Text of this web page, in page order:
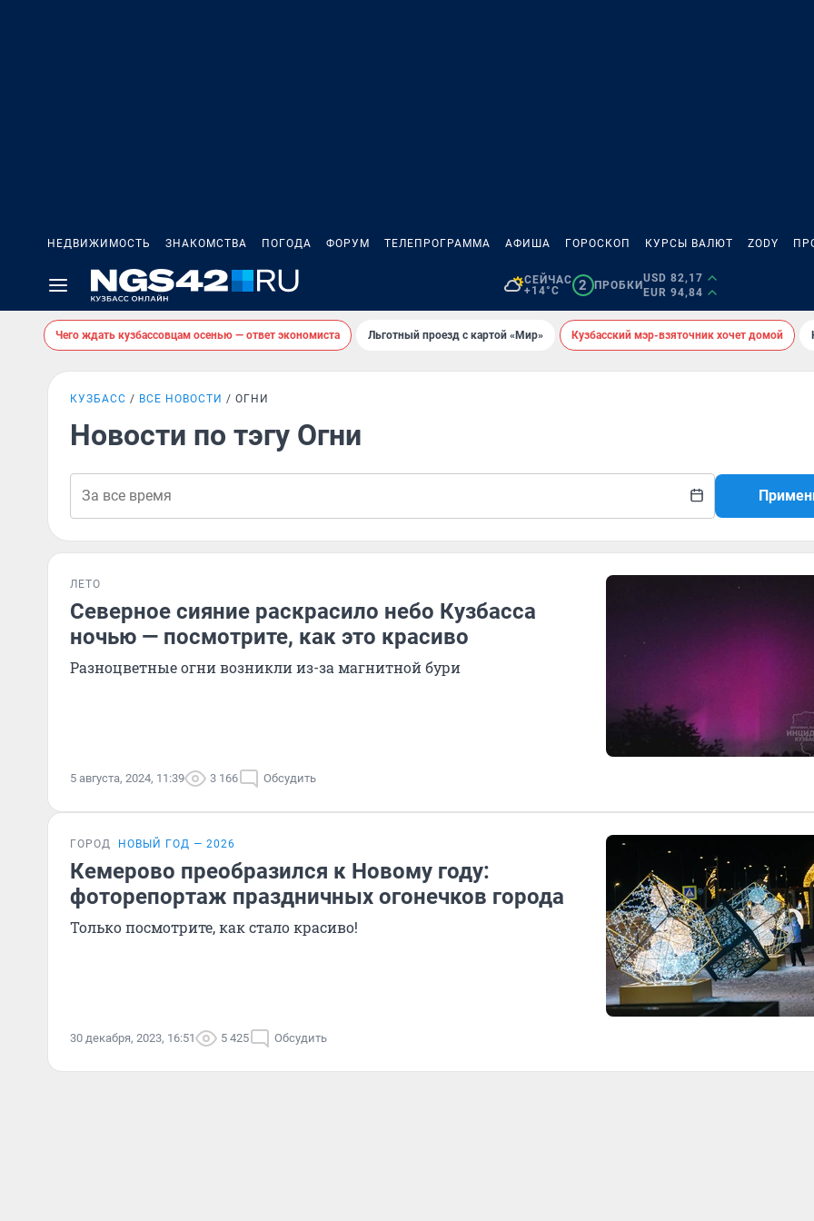
НЕДВИЖИМОСТЬ ЗНАКОМСТВА ПОГОДА ФОРУМ ТЕЛЕПРОГРАММА АФИША ГОРОСКОП КУРСЫ ВАЛЮТ ZODY
СЕЙЧАС
+14°C
2 ПРОБКИ
USD 82,17
EUR 94,84
Чего ждать кузбассовцам осенью — ответ экономиста Льготный проезд с картой «Мир» Кузбасский мэр-взяточник хочет домой
КУЗБАСС ВСЕ НОВОСТИ ОГНИ
Новости по тэгу Огни
ЛЕТО
Северное сияние раскрасило небо Кузбасса
ночью — посмотрите, как это красиво
Разноцветные огни возникли из-за магнитной бури
5 августа, 2024, 11:39 3 166 Обсудить
ГОРОД НОВЫЙ ГОД — 2026
Кемерово преобразился к Новому году:
фоторепортаж праздничных огонечков города
Только посмотрите, как стало красиво!
30 декабря, 2023, 16:51 5 425 Обсудить